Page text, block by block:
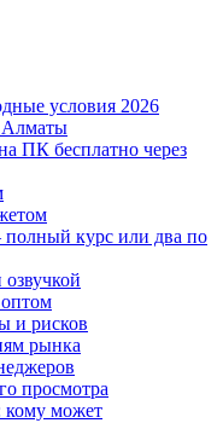
условия 2026
Алматы
ПК бесплатно через
курс или два по
и рисков
рынка
просмотра
кому может